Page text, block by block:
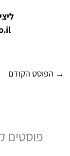
→ הפוסט הקודם
פוסטים